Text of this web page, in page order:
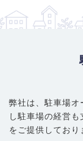
弊社は、駐車場オ
し駐車場の経営
をご提供しており